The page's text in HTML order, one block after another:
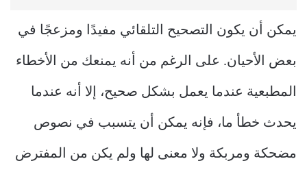
يمكن أن يكون التصحيح التلقائي مفيدًا ومزعجًا في
بعض الأحيان. على الرغم من أنه يمنعك من الأخطاء
المطبعية عندما يعمل بشكل صحيح، إلا أنه عندما
يحدث خطأ ما، فإنه يمكن أن يتسبب في نصوص
مضحكة ومربكة ولا معنى لها ولم يكن من المفترض